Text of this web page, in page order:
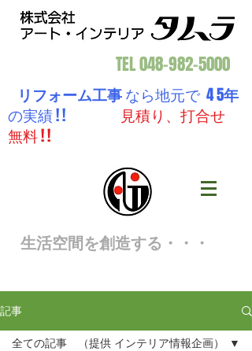
TEL048-982-5000
リフォーム工事なら地元で 4 5年
の実績 ! !
見積り、打合せ
無料 ! !
生活空間を創造する・・・
記事
全ての記事 （提供 インテリア情報企画）